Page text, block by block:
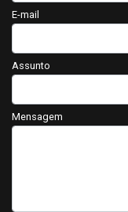
E-mail
Assunto
Mensagem